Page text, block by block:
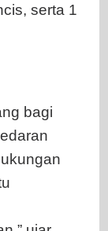
serta 1
bagi